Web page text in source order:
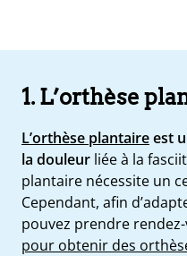
1. L’orthèse
L’orthèse plantaireest
la douleur liée à la
plantaire nécessite un
Cependant, afin
pouvez prendre
pour obtenir des